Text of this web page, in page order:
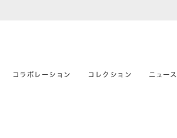
コラボレーション コレクション ニュース